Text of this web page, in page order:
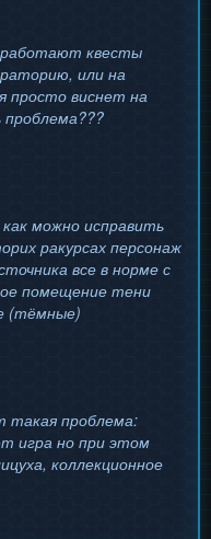
работают квесты
или на
просто виснет на
можно исправить
ракурсах персонаж
все в норме с
помещение тени
(тёмные)
такая проблема:
игра но при этом
коллекционное